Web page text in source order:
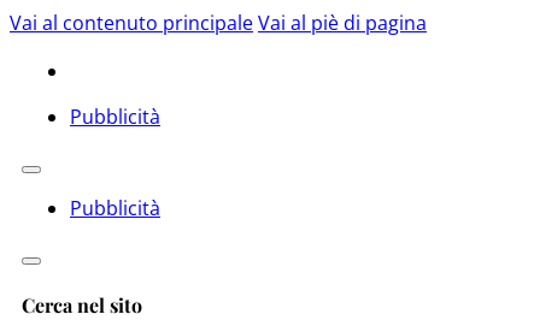
Vai al contenuto principaleVai al piè di pagina
Pubblicità
Pubblicità
Cerca nel sito